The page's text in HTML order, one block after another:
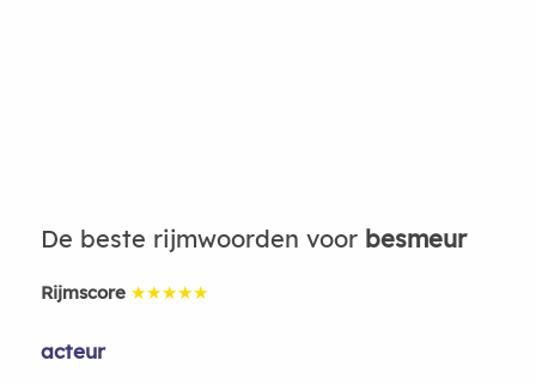
De beste rijmwoorden voor besmeur
Rijmscore ★★★★★
acteur